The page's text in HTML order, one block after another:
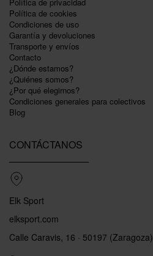
Polí­tica de cookies
Condiciones de uso
Garantí­a y devoluciones
Transporte y envíos
Contacto
¿Dónde estamos?
¿Quiénes somos?
¿Por qué elegirnos?
Condiciones generales para colectivos
Blog
CONTÁCTANOS
Elk Sport
elksport.com
Calle Caravis, 16 · 50197 (Zaragoza)